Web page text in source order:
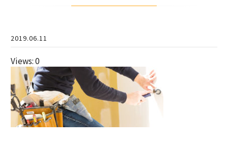
2019.06.11
Views: 0